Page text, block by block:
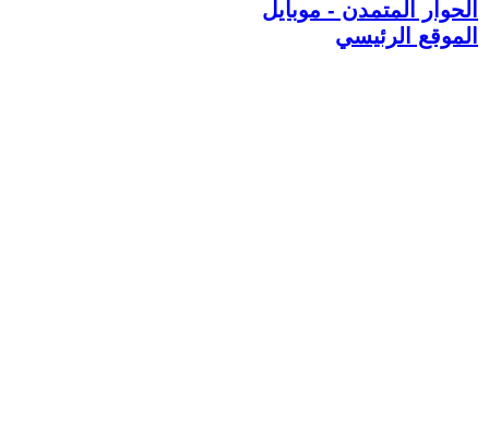
الحوار المتمدن - موبايل
الموقع الرئيسي